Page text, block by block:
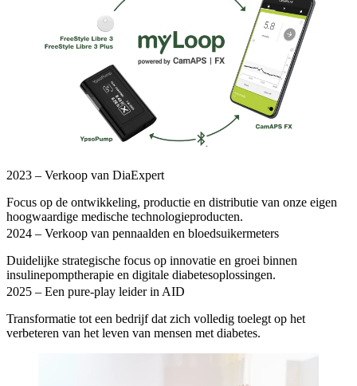
2023 – Verkoop van DiaExpert
Focus op de ontwikkeling, productie en distributie van onze eigen
hoogwaardige medische technologieproducten.
2024 – Verkoop van pennaalden en bloedsuikermeters
Duidelijke strategische focus op innovatie en groei binnen
insulinepomptherapie en digitale diabetesoplossingen.
2025 – Een pure-play leider in AID
Transformatie tot een bedrijf dat zich volledig toelegt op het
verbeteren van het leven van mensen met diabetes.